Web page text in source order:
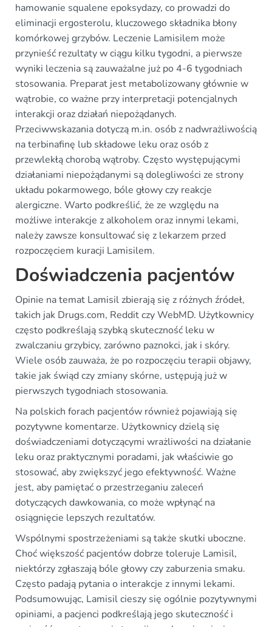
hamowanie squalene epoksydazy, co prowadzi do
eliminacji ergosterolu, kluczowego składnika błony
komórkowej grzybów. Leczenie Lamisilem może
przynieść rezultaty w ciągu kilku tygodni, a pierwsze
wyniki leczenia są zauważalne już po 4-6 tygodniach
stosowania. Preparat jest metabolizowany głównie w
wątrobie, co ważne przy interpretacji potencjalnych
interakcji oraz działań niepożądanych.
Przeciwwskazania dotyczą m.in. osób z nadwrażliwością
na terbinafinę lub składowe leku oraz osób z
przewlekłą chorobą wątroby. Często występującymi
działaniami niepożądanymi są dolegliwości ze strony
układu pokarmowego, bóle głowy czy reakcje
alergiczne. Warto podkreślić, że ze względu na
możliwe interakcje z alkoholem oraz innymi lekami,
należy zawsze konsultować się z lekarzem przed
rozpoczęciem kuracji Lamisilem.
Doświadczenia pacjentów
Opinie na temat Lamisil zbierają się z różnych źródeł,
takich jak Drugs.com, Reddit czy WebMD. Użytkownicy
często podkreślają szybką skuteczność leku w
zwalczaniu grzybicy, zarówno paznokci, jak i skóry.
Wiele osób zauważa, że po rozpoczęciu terapii objawy,
takie jak świąd czy zmiany skórne, ustępują już w
pierwszych tygodniach stosowania.
Na polskich forach pacjentów również pojawiają się
pozytywne komentarze. Użytkownicy dzielą się
doświadczeniami dotyczącymi wrażliwości na działanie
leku oraz praktycznymi poradami, jak właściwie go
stosować, aby zwiększyć jego efektywność. Ważne
jest, aby pamiętać o przestrzeganiu zaleceń
dotyczących dawkowania, co może wpłynąć na
osiągnięcie lepszych rezultatów.
Wspólnymi spostrzeżeniami są także skutki uboczne.
Choć większość pacjentów dobrze toleruje Lamisil,
niektórzy zgłaszają bóle głowy czy zaburzenia smaku.
Często padają pytania o interakcje z innymi lekami.
Podsumowując, Lamisil cieszy się ogólnie pozytywnymi
opiniami, a pacjenci podkreślają jego skuteczność i